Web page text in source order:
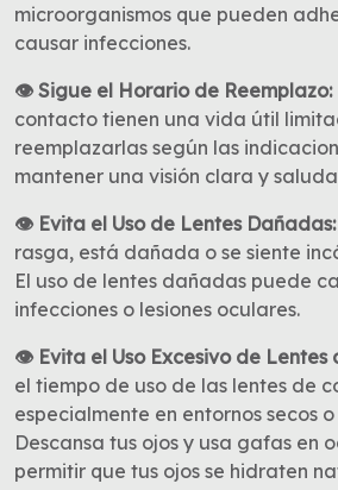
microorganismos que pueden
causar infecciones.
👁 Sigue el Horario de Reemplazo:
contacto tienen una vida útil
reemplazarlas según las
mantener una visión clara y
👁 Evita el Uso de Lentes Dañadas:
rasga, está dañada o se siente
El uso de lentes dañadas puede
infecciones o lesiones oculares.
👁 Evita el Uso Excesivo de Lentes
el tiempo de uso de las lentes de
especialmente en entornos secos
Descansa tus ojos y usa gafas en
permitir que tus ojos se hidraten